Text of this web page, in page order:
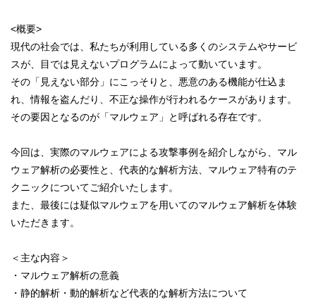
<概要>
現代の社会では、私たちが利用している多くのシステムやサービ
スが、目では見えないプログラムによって動いています。
その「見えない部分」にこっそりと、悪意のある機能が仕込ま
れ、情報を盗んだり、不正な操作が行われるケースがあります。
その要因となるのが「マルウェア」と呼ばれる存在です。
今回は、実際のマルウェアによる攻撃事例を紹介しながら、マル
ウェア解析の必要性と、代表的な解析方法、マルウェア特有のテ
クニックについてご紹介いたします。
また、最後には疑似マルウェアを用いてのマルウェア解析を体験
いただきます。
＜主な内容＞
・マルウェア解析の意義
・静的解析・動的解析など代表的な解析方法について